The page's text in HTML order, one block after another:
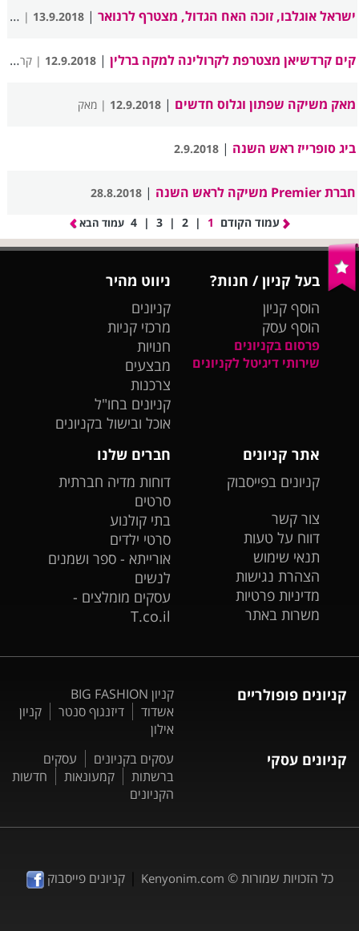
ישראל אוגלבו, זוכה האח הגדול, מצטרף לרנואר |
13.9.2018 | רנואר מן
קים קרדשיאן מצטרפת לקרולינה למקה ברלין |
12.9.2018 | קרולינה למקה
מאק משיקה שפתון וגלוס חדשים |
12.9.2018 | מאק
ביג סופרייז ראש השנה |
2.9.2018
חברת Premier משיקה לראש השנה |
28.8.2018
עמוד הקודם
|
2
|
3
|
4 עמוד הבא
בעל קניון / חנות?
הוסף קניון
הוסף עסק
פרסום בקניונים
שירותי דיגיטל לקניונים
ניווט מהיר
קניונים
מרכזי קניות
חנויות
מבצעים
צרכנות
קניונים בחו"ל
אוכל ובישול בקניונים
אתר קניונים
קניונים בפייסבוק
צור קשר
דווח על טעות
תנאי שימוש
הצהרת נגישות
מדיניות פרטיות
משרות באתר
חברים שלנו
דוחות מדיה חברתית
סרטים
בתי קולנוע
סרטי ילדים
אורייתא - ספר ושמנים
לנשים
עסקים מומלצים -
T.co.il
קניונים פופולריים
קניון BIG FASHION
אשדוד
דיזנגוף סנטר
קניון
אילון
קניונים עסקי עסקים בקניונים
עסקים
ברשתות
קמעונאות
חדשות
הקניונים
כל הזכויות שמורות © Kenyonim.com
|קניונים פייסבוק